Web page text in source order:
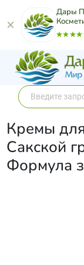
Дары
Кремы
Сакской
Формула